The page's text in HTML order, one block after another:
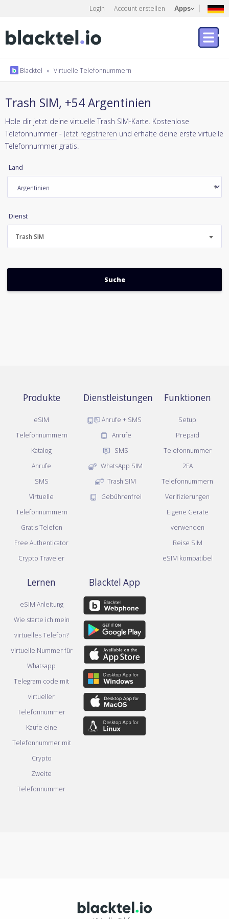
Login Account erstellen Apps
Blacktel » Virtuelle Telefonnummern
Trash SIM, +54 Argentinien
Hole dir jetzt deine virtuelle Trash SIM-Karte. Kostenlose
Telefonnummer - Jetzt registrieren und erhalte deine erste virtuelle
Telefonnummer gratis.
Land
Dienst
Trash SIM
Produkte
eSIM
Telefonnummern
Katalog
Anrufe
SMS
Virtuelle
Telefonnummern
Gratis Telefon
Free Authenticator
Crypto Traveler
Dienstleistungen
Anrufe + SMS
Anrufe
SMS
WhatsApp SIM
Trash SIM
Gebührenfrei
Funktionen
Setup
Prepaid
Telefonnummer
2FA
Telefonnummern
Verifizierungen
Eigene Geräte
verwenden
Reise SIM
eSIM kompatibel
Lernen
eSIM Anleitung
Wie starte ich mein
virtuelles Telefon?
Virtuelle Nummer für
Whatsapp
Telegram code mit
virtueller
Telefonnummer
Kaufe eine
Telefonnummer mit
Crypto
Zweite
Telefonnummer
Blacktel App